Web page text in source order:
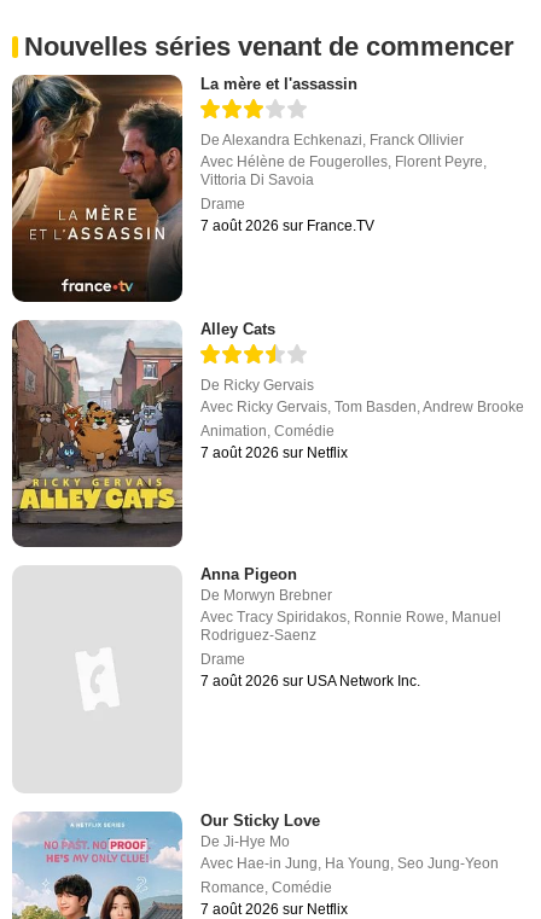
Nouvelles séries venant de commencer
La mère et l'assassin
DeAlexandra Echkenazi Franck Ollivier
Avec Hélène de Fougerolles Florent Peyre
Vittoria Di Savoia
Drame
7 août 2026 sur France.TV
Alley Cats
De Ricky Gervais
Avec Ricky Gervais,Tom Basden,Andrew Brooke
Animation,Comédie
7 août 2026 sur Netflix
Anna Pigeon
De Morwyn Brebner
AvecTracy Spiridakos, Ronnie Rowe, Manuel
Rodriguez-Saenz
Drame
7 août 2026 sur USA Network Inc.
Our Sticky Love
DeJi-Hye Mo
Avec Hae-in Jung Ha Young ,Seo Jung-Yeon
Romance ,Comédie
7 août 2026 sur Netflix